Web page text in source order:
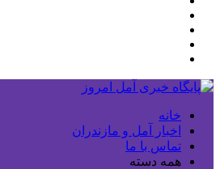
خانه
اخبار آمل و مازندران
تماس با ما
همه دسته